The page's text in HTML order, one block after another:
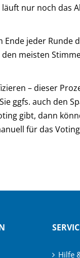
nur noch das
jeder
meisten
– dieser
ggfs. auch den
gibt, dann
für das
Hilfe